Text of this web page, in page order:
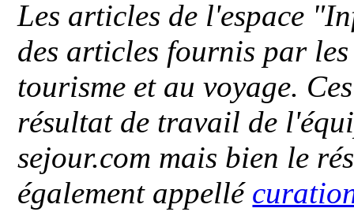
Les articles de l'espace
des articles fournis par
tourisme et au voyage.
résultat de travail de
sejour.com mais bien le
également appellé